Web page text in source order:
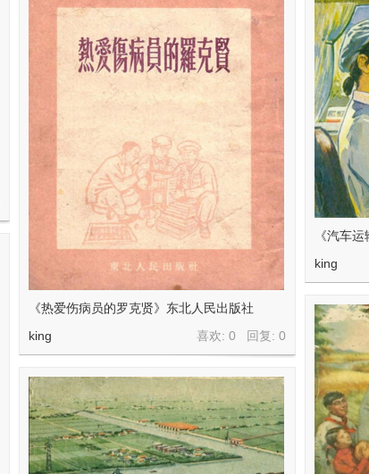
《热爱伤病员的罗克贤》东北人民出版社
喜欢: 0 回复:0
king
《汽车
king